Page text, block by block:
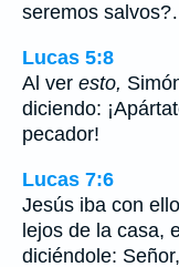
seremos
Lucas 5:8
Al ver esto,
diciendo:
pecador!
Lucas 7:6
Jesús iba con
lejos de la casa,
diciéndole: